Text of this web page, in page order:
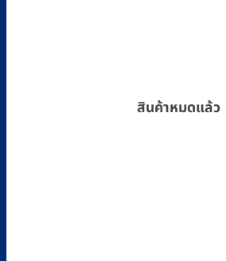
สินค้าหมดแล้ว